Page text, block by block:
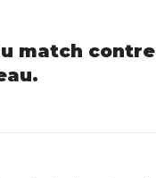
match contre